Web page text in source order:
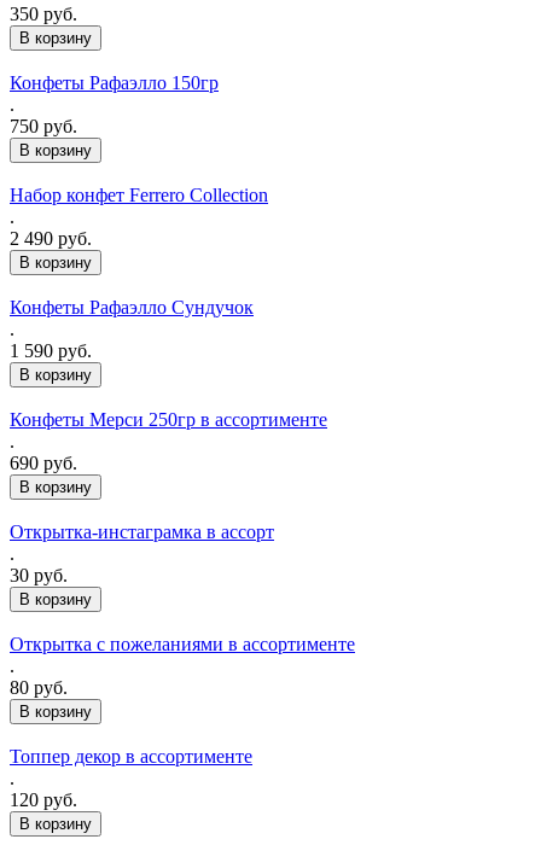
350 руб.
Конфеты Рафаэлло 150гр
.
750 руб.
Набор конфет Ferrero Collection
.
2 490 руб.
Конфеты Рафаэлло Сундучок
.
1 590 руб.
Конфеты Мерси 250гр в ассортименте
.
690 руб.
Открытка-инстаграмка в ассорт
.
30 руб.
Открытка с пожеланиями в ассортименте
.
80 руб.
Топпер декор в ассортименте
.
120 руб.